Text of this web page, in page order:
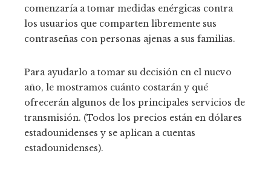
comenzaría a tomar medidas enérgicas contra
los usuarios que comparten libremente sus
contraseñas con personas ajenas a sus familias.
Para ayudarlo a tomar su decisión en el nuevo
año, le mostramos cuánto costarán y qué
ofrecerán algunos de los principales servicios de
transmisión. (Todos los precios están en dólares
estadounidenses y se aplican a cuentas
estadounidenses).